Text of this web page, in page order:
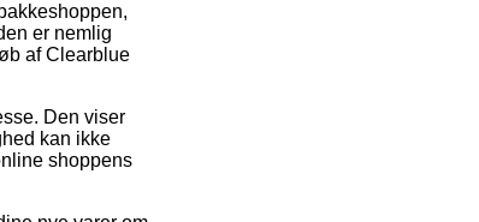
er nemlig
af Clearblue
Den viser
kan ikke
shoppens